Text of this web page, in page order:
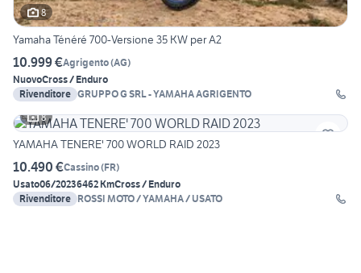
8
Yamaha Ténéré 700-Versione 35 KW per A2
10.999 €Agrigento(AG)
NuovoCross / Enduro
Rivenditore GRUPPO G SRL - YAMAHA AGRIGENTO
8
YAMAHA TENERE' 700 WORLD RAID 2023
10.490 €Cassino(FR)
Usato06/20236462 KmCross / Enduro
Rivenditore ROSSI MOTO / YAMAHA / USATO